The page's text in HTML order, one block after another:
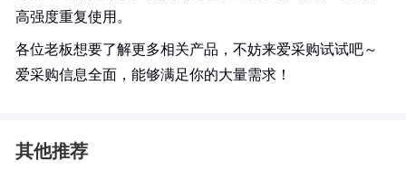
高强度重复使用。
各位老板想要了解更多相关产品，不妨来爱采购试试吧～
爱采购信息全面，能够满足你的大量需求！
其他推荐